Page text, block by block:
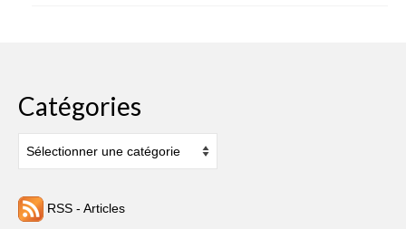
Catégories
RSS - Articles